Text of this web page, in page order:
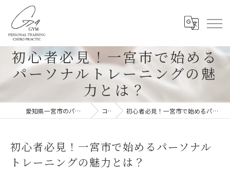
初心者必見！一宮市で始める
パーソナルトレーニングの魅
力とは？
愛知県一宮市のパーソナルジムならG-4GYM コラム 初心者必見！一宮市で始めるパーソナルトレーニングの魅力とは？
初心者必見！一宮市で始めるパーソナル
トレーニングの魅力とは？